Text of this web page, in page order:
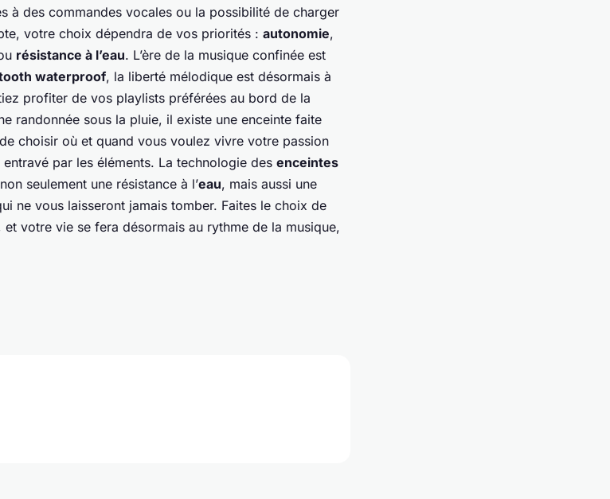
à des commandes vocales ou la possibilité de charger
votre choix dépendra de vos priorités : autonomie,
résistance à l’eau. L’ère de la musique confinée est
waterproof, la liberté mélodique est désormais à
profiter de vos playlists préférées au bord de la
randonnée sous la pluie, il existe une enceinte faite
choisir où et quand vous voulez vivre votre passion
par les éléments. La technologie des enceintes
seulement une résistance à l’eau, mais aussi une
ne vous laisseront jamais tomber. Faites le choix de
votre vie se fera désormais au rythme de la musique,